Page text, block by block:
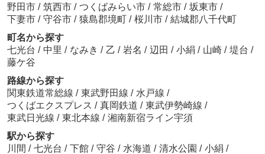
野田市 / 筑西市 / つくばみらい市 / 常総市 / 坂東市 /
下妻市 / 守谷市 / 猿島郡境町 / 桜川市 / 結城郡八千代町
町名から探す
七光台 / 中里 / なみき / 乙 / 岩名 / 辺田 / 小絹 / 山崎 / 堤台 /
藤ケ谷
路線から探す
関東鉄道常総線 / 東武野田線 / 水戸線 /
つくばエクスプレス / 真岡鉄道 / 東武伊勢崎線 /
東武日光線 / 東北本線 / 湘南新宿ライン宇須
駅から探す
川間 / 七光台 / 下館 / 守谷 / 水海道 / 清水公園 / 小絹 /